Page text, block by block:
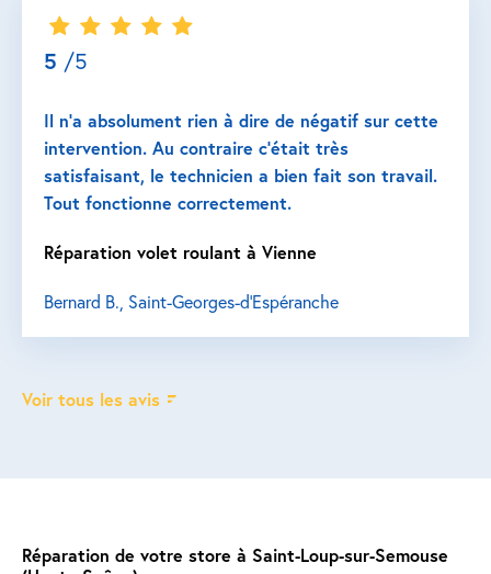
Réparation de votre store à Saint-Loup-sur-Semouse
5 /5
Il n’a absolument rien à dire de négatif sur cette
intervention. Au contraire c’était très
satisfaisant, le technicien a bien fait son travail.
Tout fonctionne correctement.
Réparation volet roulant à Vienne
Bernard B., Saint-Georges-d'Espéranche
Voir tous les avis